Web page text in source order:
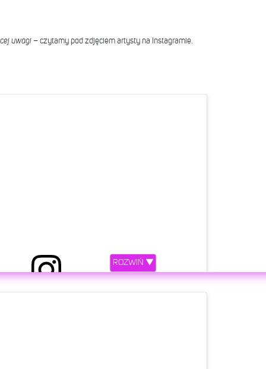
uwagi– czytamy pod zdjęciem artysty na Instagramie.
ROZWIŃ ▼